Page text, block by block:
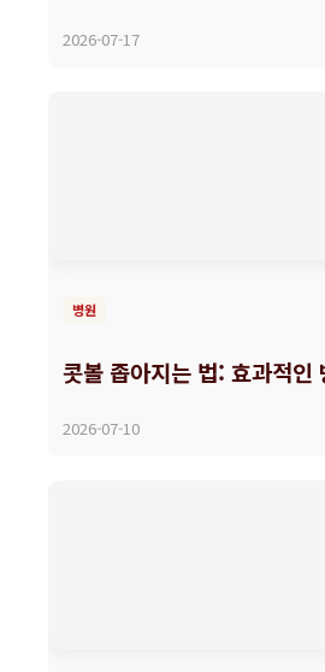
2026-07-17
병원
콧볼 좁아지는 법: 효과적인
2026-07-10